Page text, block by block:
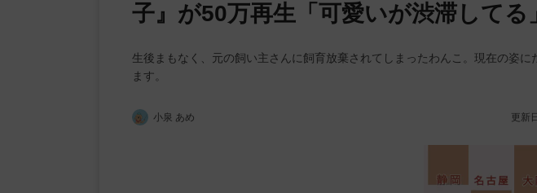
子』が50万再生「可愛いが渋滞してる
生後まもなく、元の飼い主さんに飼育放棄されてしまったわんこ。現在の姿に
ます。
小泉 あめ 更新